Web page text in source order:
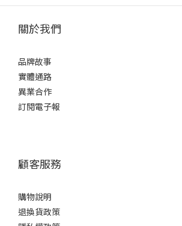
關於我們
品牌故事
實體通路
異業合作
訂閱電子報
顧客服務
購物說明
退換貨政策